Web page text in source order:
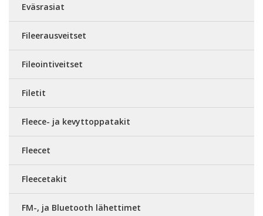
Eväsrasiat
Fileerausveitset
Fileointiveitset
Filetit
Fleece- ja kevyttoppatakit
Fleecet
Fleecetakit
FM-, ja Bluetooth lähettimet